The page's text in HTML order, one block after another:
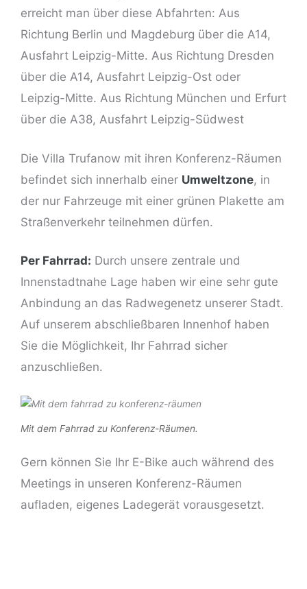
erreicht man über diese Abfahrten: Aus
Richtung Berlin und Magdeburg über die A14,
Ausfahrt Leipzig-Mitte. Aus Richtung Dresden
über die A14, Ausfahrt Leipzig-Ost oder
Leipzig-Mitte. Aus Richtung München und Erfurt
über die A38, Ausfahrt Leipzig-Südwest
Die Villa Trufanow mit ihren Konferenz-Räumen
befindet sich innerhalb einer Umweltzone, in
der nur Fahrzeuge mit einer grünen Plakette am
Straßenverkehr teilnehmen dürfen.
Per Fahrrad: Durch unsere zentrale und
Innenstadtnahe Lage haben wir eine sehr gute
Anbindung an das Radwegenetz unserer Stadt.
Auf unserem abschließbaren Innenhof haben
Sie die Möglichkeit, Ihr Fahrrad sicher
anzuschließen.
Mit dem Fahrrad zu Konferenz-Räumen.
Gern können Sie Ihr E-Bike auch während des
Meetings in unseren Konferenz-Räumen
aufladen, eigenes Ladegerät vorausgesetzt.